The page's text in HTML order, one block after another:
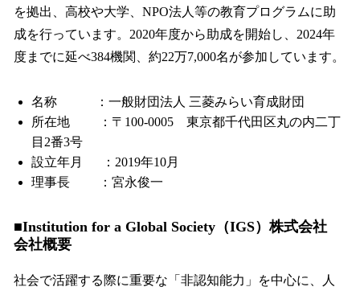
を拠出、高校や大学、NPO法人等の教育プログラムに助
成を行っています。2020年度から助成を開始し、2024年
度までに延べ384機関、約22万7,000名が参加しています。
名称 ：一般財団法人 三菱みらい育成財団
所在地 ：〒100-0005 東京都千代田区丸の内二丁
目2番3号
設立年月 ：2019年10月
理事長 ：宮永俊一
■Institution for a Global Society（IGS）株式会社
会社概要
社会で活躍する際に重要な「非認知能力」を中心に、人